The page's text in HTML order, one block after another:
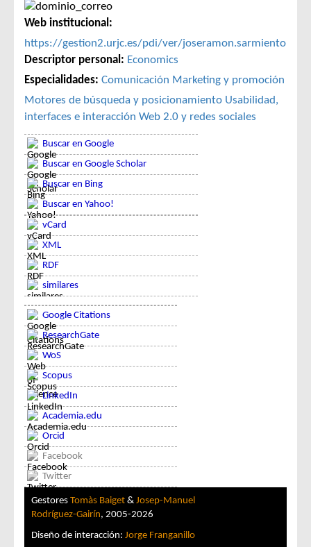
Web institucional:
https://gestion2.urjc.es/pdi/ver/joseramon.sarmiento
Descriptor personal: Economics
Especialidades: Comunicación Marketing y promoción
Motores de búsqueda y posicionamiento Usabilidad,
interfaces e interacción Web 2.0 y redes sociales
Buscar en Google
Buscar en Google Scholar
Buscar en Bing
Buscar en Yahoo!
vCard
XML
RDF
similares
Google Citations
ResearchGate
WoS
Scopus
LinkedIn
Academia.edu
Orcid
Facebook
Twitter
Gestores Tomàs Baiget & Josep-Manuel
Rodríguez-Gairín, 2005-2026
Diseño de interacción: Jorge Franganillo